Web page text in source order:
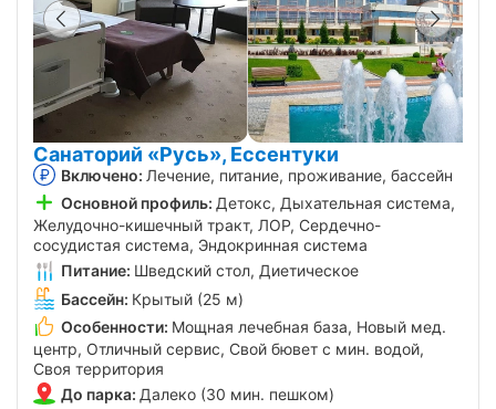
Санаторий «Русь», Ессентуки
Включено: Лечение, питание, проживание, бассейн
Основной профиль: Детокс, Дыхательная система,
Желудочно-кишечный тракт, ЛОР, Сердечно-
сосудистая система, Эндокринная система
Питание: Шведский стол, Диетическое
Бассейн: Крытый (25 м)
Особенности: Мощная лечебная база, Новый мед.
центр, Отличный сервис, Свой бювет с мин. водой,
Своя территория
До парка: Далеко (30 мин. пешком)